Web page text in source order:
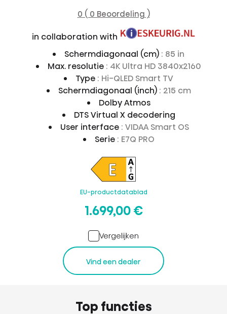
0 ( 0 Beoordeling )
in collaboration with
Schermdiagonaal (cm) : 85 in
Max. resolutie : 4K Ultra HD 3840x2160
Type : Hi-QLED Smart TV
Schermdiagonaal (inch) : 215 cm
Dolby Atmos
DTS Virtual X decodering
User interface : VIDAA Smart OS
Serie : E7Q PRO
EU-productdatablad
1.699,00 €
Vergelijken
Vind een dealer
Top functies